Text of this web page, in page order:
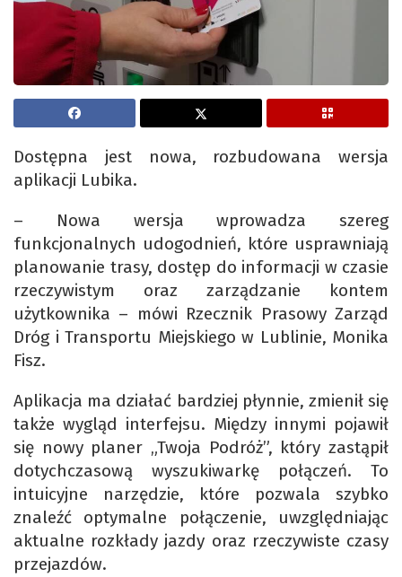
Dostępna jest nowa, rozbudowana wersja
aplikacji Lubika.
– Nowa wersja wprowadza szereg
funkcjonalnych udogodnień, które usprawniają
planowanie trasy, dostęp do informacji w czasie
rzeczywistym oraz zarządzanie kontem
użytkownika – mówi Rzecznik Prasowy Zarząd
Dróg i Transportu Miejskiego w Lublinie, Monika
Fisz.
Aplikacja ma działać bardziej płynnie, zmienił się
także wygląd interfejsu. Między innymi pojawił
się nowy planer „Twoja Podróż”, który zastąpił
dotychczasową wyszukiwarkę połączeń. To
intuicyjne narzędzie, które pozwala szybko
znaleźć optymalne połączenie, uwzględniając
aktualne rozkłady jazdy oraz rzeczywiste czasy
przejazdów.